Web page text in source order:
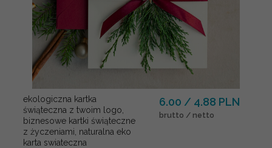
ekologiczna kartka
świąteczna z twoim logo,
biznesowe kartki świąteczne
z życzeniami, naturalna eko
karta swiateczna
6.00 / 4.88 PLN
brutto / netto